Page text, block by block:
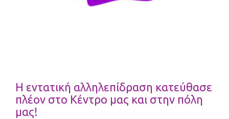
Η εντατική αλληλεπίδραση κατεύθασε
πλέον στο Κέντρο μας και στην πόλη
μας!